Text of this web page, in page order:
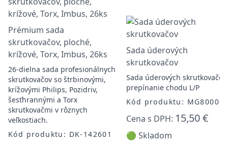
Prémium sada
skrutkovačov, ploché,
krížové, Torx, Imbus, 26ks
26-dielna sada profesionálnych
skrutkovačov so štrbinovými,
krížovými Philips, Pozidriv,
šesťhrannými a Torx
skrutkovačmi v rôznych
veľkostiach.
Kód produktu: DK-142601
Sada úderových
skrutkovačov
Sada úderových skrutkovačov,
prepínanie chodu L/P
Kód produktu: MG80005
Cena s DPH: 15,50 €
🟢 Skladom